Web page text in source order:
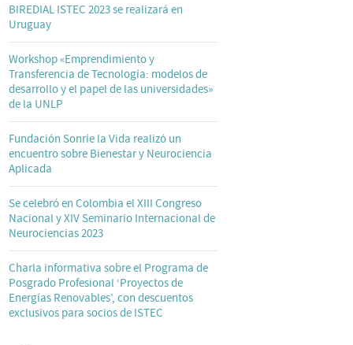
BIREDIAL ISTEC 2023 se realizará en
Uruguay
Workshop «Emprendimiento y
Transferencia de Tecnología: modelos de
desarrollo y el papel de las universidades»
de la UNLP
Fundación Sonríe la Vida realizó un
encuentro sobre Bienestar y Neurociencia
Aplicada
Se celebró en Colombia el XIII Congreso
Nacional y XIV Seminario Internacional de
Neurociencias 2023
Charla informativa sobre el Programa de
Posgrado Profesional ‘Proyectos de
Energías Renovables’, con descuentos
exclusivos para socios de ISTEC